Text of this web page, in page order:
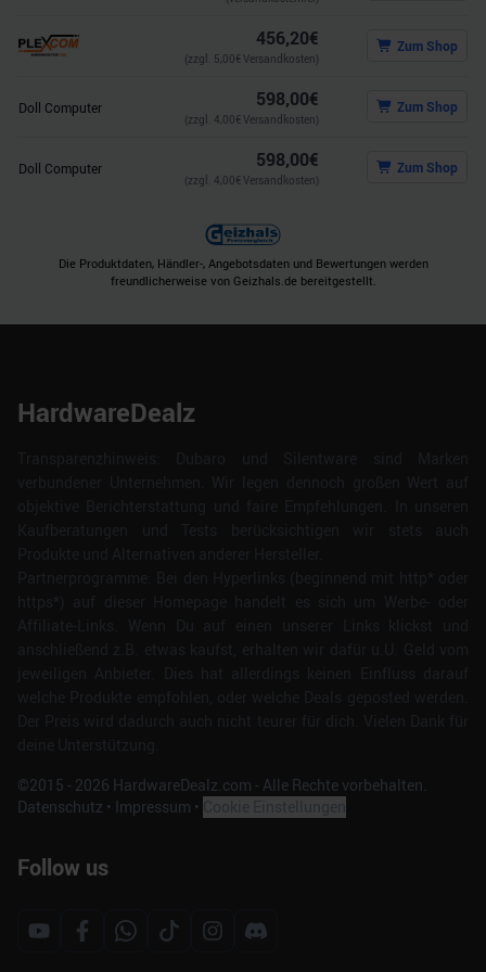
456,20€
(zzgl. 5,00€ Versandkosten)
Zum Shop
Doll Computer 598,00€
(zzgl. 4,00€ Versandkosten)
Zum Shop
Doll Computer 598,00€
(zzgl. 4,00€ Versandkosten)
Zum Shop
Die Produktdaten, Händler-, Angebotsdaten und Bewertungen werden
freundlicherweise von Geizhals.de bereitgestellt.
HardwareDealz
©2015 - 2026 HardwareDealz.com - Alle Rechte vorbehalten.
Datenschutz • Impressum •
Follow us